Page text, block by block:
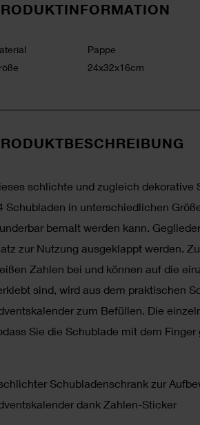
Pappe
24x32x16cm
schlichte und zugleich
Schubladen in unterschiedlichen
bemalt werden kann.
zur Nutzung ausgeklappt werden.
Zahlen bei und können auf die
sind, wird aus dem praktischen
zum Befüllen. Die
Sie die Schublade mit dem
Schubladenschrank zur
dank Zahlen-Sticker